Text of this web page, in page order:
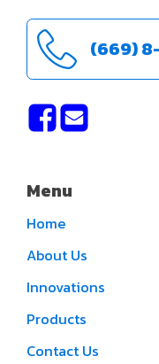
(669)
Menu
Home
About Us
Innovations
Products
Contact Us